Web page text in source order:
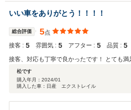
に添えるように先進誠意対応することをモ
め様に当社のサービスにご満足いただき
度はアップル八戸店のご利用誠にありが
いい車をありがとう！！！！
総合評価 5点
接客 : 5 雰囲気 : 5 アフター : 5 品質 : 5
接客、対応も丁
松です
購入年月： 2024/01
購入した車：日産 エクストレイル